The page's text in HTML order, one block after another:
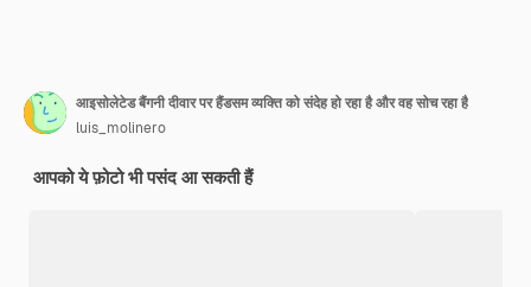
आइसोलेटेड बैंगनी दीवार पर हैंडसम व्यक्ति को संदेह हो रहा है और वह सोच रहा है
luis_molinero
आपको ये फ़ोटो भी पसंद आ सकती हैं